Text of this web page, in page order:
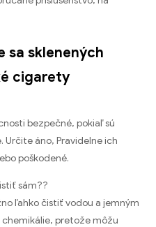
sa sklenených
cigarety
bezpečné, pokiaľ sú
Určite áno, Pravidelne ich
poškodené.
sám??
ľahko čistiť vodou a jemným
pretože môžu